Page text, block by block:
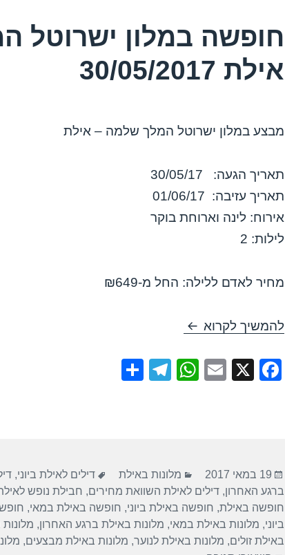
חופשה במלון ישרוטל
אילת 30/05/2017
מבצע במלון ישרוטל המלך שלמה – אילת
תאריך הגעה: 30/05/17
תאריך עזיבה: 01/06/17
אירוח: לינה וארוחת בוקר
לילות: 2
מחיר לאדם ללילה: החל מ-₪649
להמשיך לקרוא חופשה במלון ישרוטל המלך שלמה – אילת 30/
F
o
o
k
X
E
W
p
p
T
m
פורסם
בתאריך
19 במאי 2017 קטגוריות
מלונות באילת תגיות
דילים לאילת ביוני,
ברגע האחרון,דילים לאילת השוואת מחירים, חבילת נופש לאילת
חופשה באילת, חופשה באילת ביוני, חופשה באילת במאי,
ביוני, מלונות באילת במאי, מלונות באילת ברגע האחרון,
באילת זולים, מלונות באילת לנוער, מלונות באילת מבצעים,